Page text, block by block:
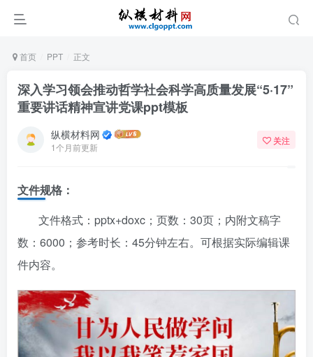
首页 PPT 正文
深入学习领会推动哲学社会科学高质量发展“5·17”
重要讲话精神宣讲党课ppt模板
纵横材料网
1个月前更新
关注
文件规格：
文件格式：pptx+doxc；页数：30页；内附文稿字
数：6000；参考时长：45分钟左右。可根据实际编辑课
件内容。